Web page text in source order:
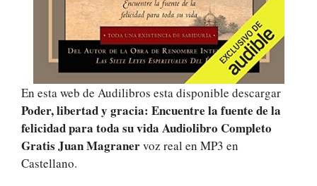
En esta web de Audilibros esta disponible descargar
Poder, libertad y gracia: Encuentre la fuente de la
felicidad para toda su vida Audiolibro Completo
Gratis Juan Magranervoz real en MP3 en
Castellano.